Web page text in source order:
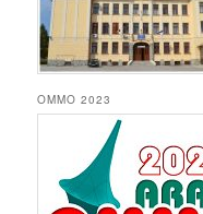
OMMO 2023